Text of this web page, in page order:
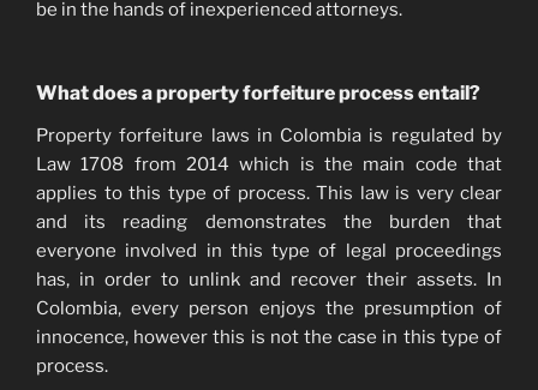
be in the hands of inexperienced attorneys.
What does a property forfeiture process entail?
Property forfeiture laws in Colombia is regulated by
Law 1708 from 2014 which is the main code that
applies to this type of process. This law is very clear
and its reading demonstrates the burden that
everyone involved in this type of legal proceedings
has, in order to unlink and recover their assets. In
Colombia, every person enjoys the presumption of
innocence, however this is not the case in this type of
process.